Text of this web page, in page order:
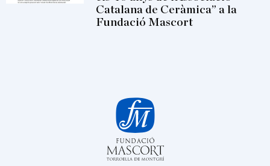
Catalana de Ceràmica” a la
Fundació Mascort